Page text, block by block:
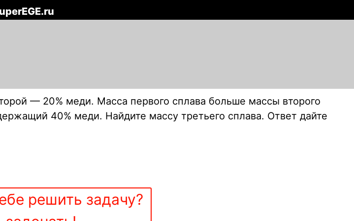
— 20% меди. Масса первого сплава больше массы второго
40% меди. Найдите массу третьего сплава. Ответ дайте
решить задачу?